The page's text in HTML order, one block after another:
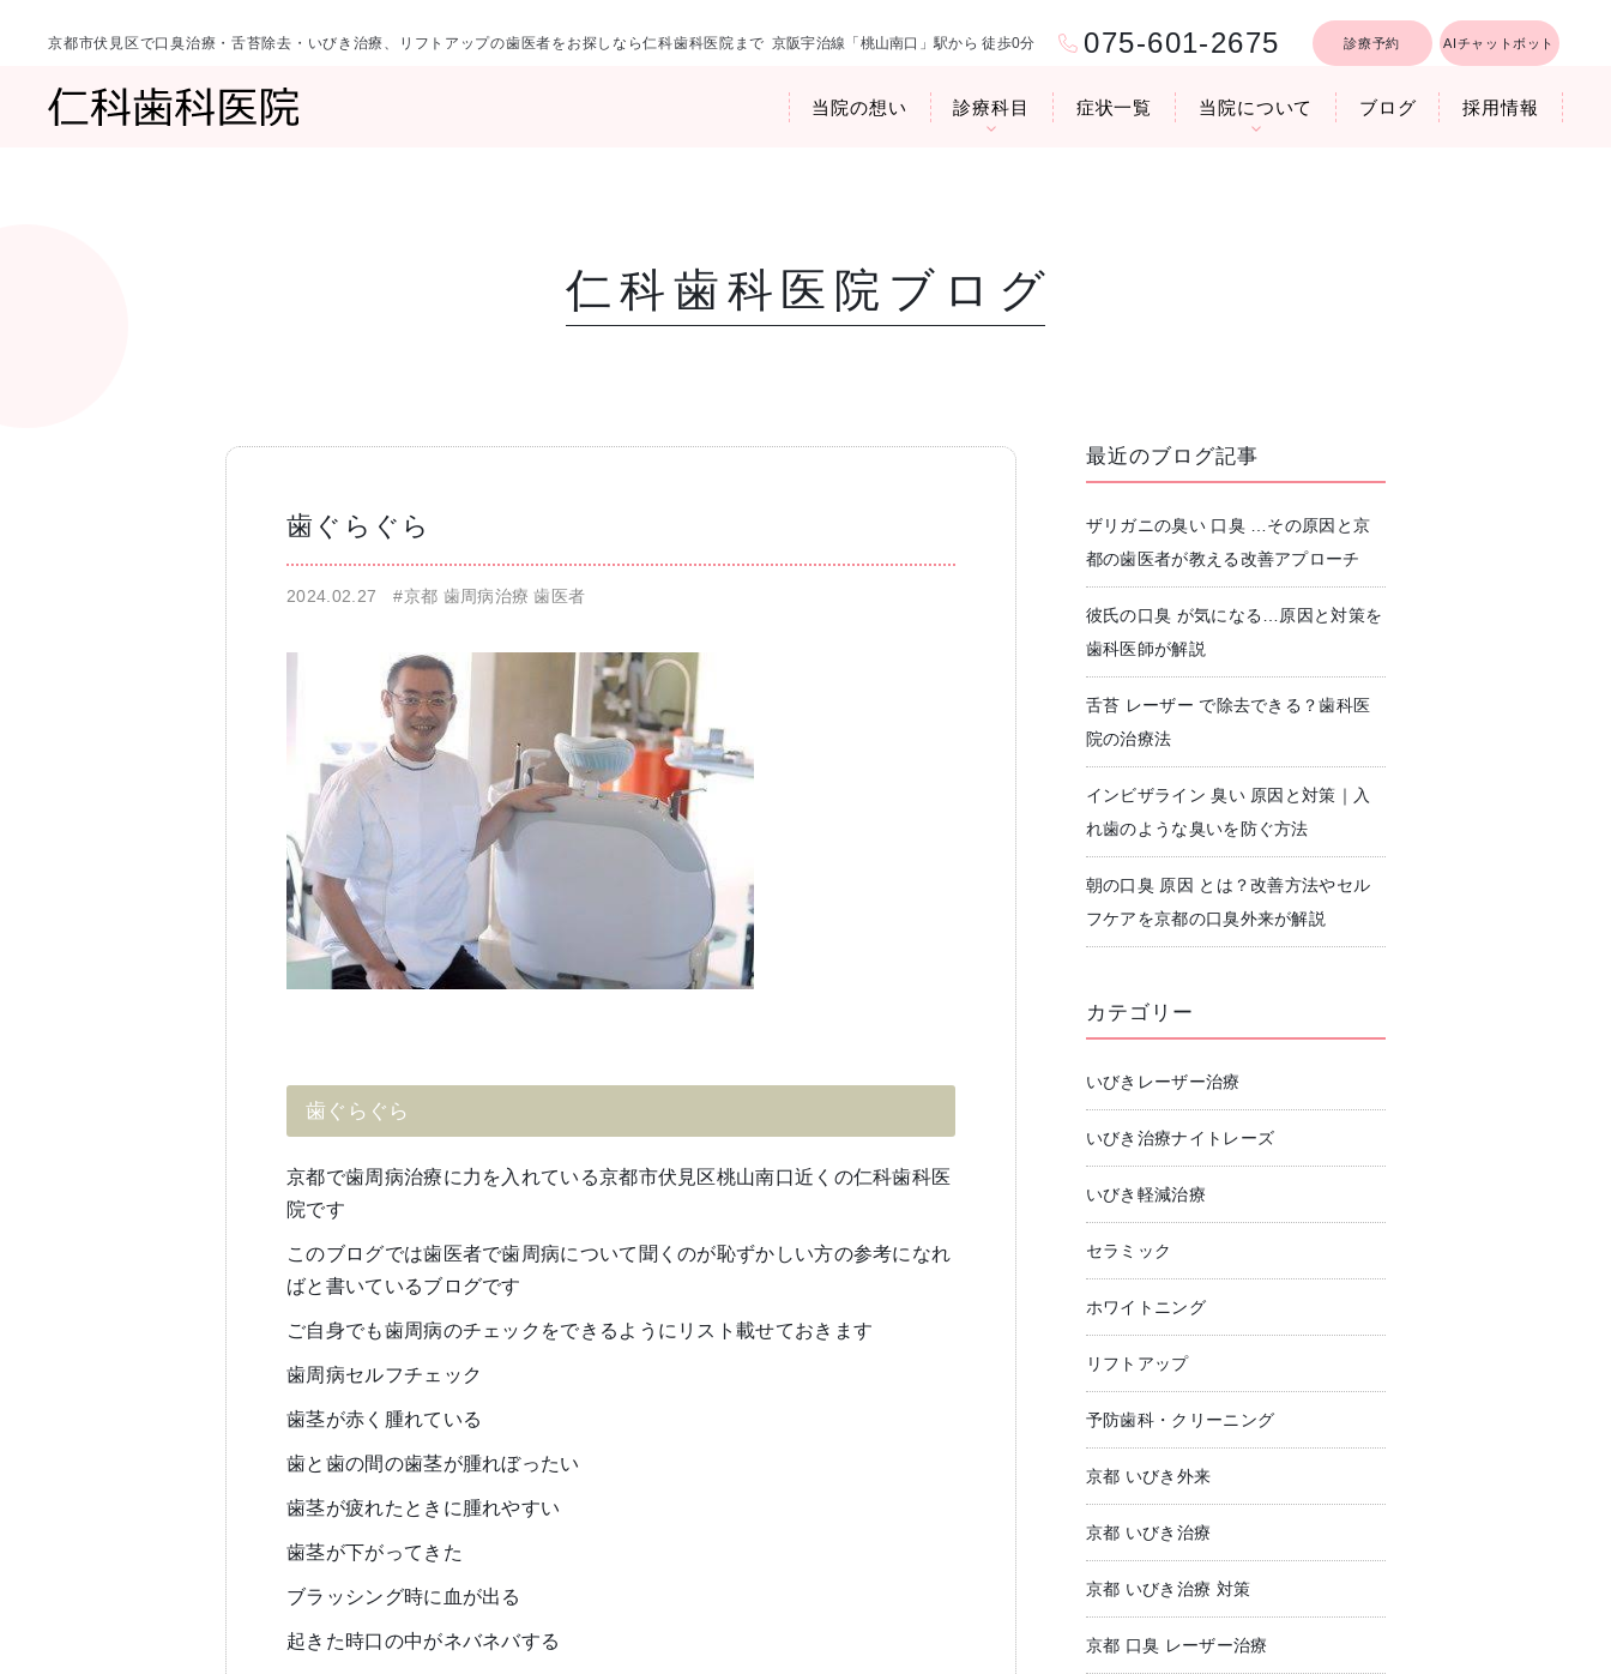
京都市伏見区で口臭治療・舌苔除去・いびき治療、リフトアップの歯医者をお探しなら仁科歯科医院まで 京阪宇治線「桃山南口」駅から 徒歩0分 075-601-2675 診療予約 AIチャットボット
当院の想い 診療科目
一般歯科・小児歯科 予防歯科・クリーニング
無痛治療 高齢者歯科・入れ歯
症状一覧 当院について
仁科歯科医院ブログ
ブログ 採用情報
仁科歯科医院ブログ
歯ぐらぐら
2024.02.27#京都 歯周病治療 歯医者
歯ぐらぐら
京都で歯周病治療に力を入れている京都市伏見区桃山南口近くの仁科歯科医
院です
このブログでは歯医者で歯周病について聞くのが恥ずかしい方の参考になれ
ばと書いているブログです
ご自身でも歯周病のチェックをできるようにリスト載せておきます
歯周病セルフチェック
歯茎が赤く腫れている
歯と歯の間の歯茎が腫れぼったい
歯茎が疲れたときに腫れやすい
歯茎が下がってきた
ブラッシング時に血が出る
起きた時口の中がネバネバする
最近のブログ記事
ザリガニの臭い 口臭 …その原因と京
都の歯医者が教える改善アプローチ
彼氏の口臭 が気になる…原因と対策を
歯科医師が解説
舌苔 レーザー で除去できる？歯科医
院の治療法
インビザライン 臭い 原因と対策｜入
れ歯のような臭いを防ぐ方法
朝の口臭 原因 とは？改善方法やセル
フケアを京都の口臭外来が解説
カテゴリー
いびきレーザー治療
いびき治療ナイトレーズ
いびき軽減治療
セラミック
ホワイトニング
リフトアップ
予防歯科・クリーニング
京都 いびき外来
京都 いびき治療
京都 いびき治療 対策
京都 口臭 レーザー治療